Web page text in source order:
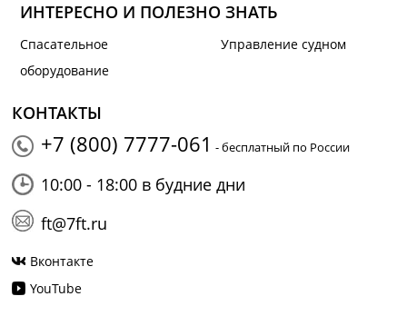
ИНТЕРЕСНО И ПОЛЕЗНО ЗНАТЬ
Спасательное
оборудование
Управление судном
КОНТАКТЫ
+7 (800) 7777-061 - бесплатный по России
10:00 - 18:00 в будние дни
ft@7ft.ru
Вконтакте
YouTube